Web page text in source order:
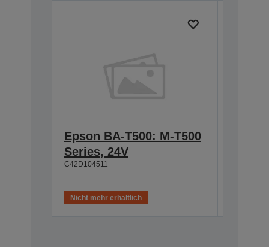
Epson BA-T500: M-T500
Series, 24V
C42D104511
Nicht mehr erhältlich